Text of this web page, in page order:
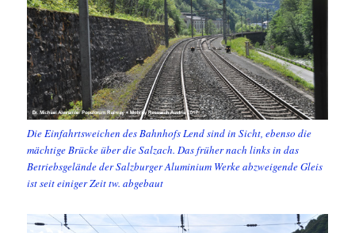
Die Einfahrtsweichen des Bahnhofs Lend sind in Sicht, ebenso die
mächtige Brücke über die Salzach. Das früher nach links in das
Betriebsgelände der Salzburger Aluminium Werke abzweigende Gleis
ist seit einiger Zeit tw. abgebaut